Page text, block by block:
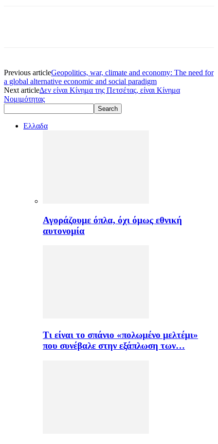
Previous articleGeopolitics, war, climate and economy: The need for
a global alternative economic and social paradigm
Next articleΔεν είναι Κίνημα της Πετσέτας, είναι Κίνημα
Νομιμότητας
Ελλαδα
Αγοράζουμε όπλα, όχι όμως εθνική
αυτονομία
Τι είναι το σπάνιο «πολωμένο μελτέμι»
που συνέβαλε στην εξάπλωση των…